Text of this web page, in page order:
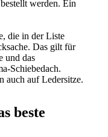
bestellt werden. Ein
die in der Liste
Das gilt für
und das
Schiebedach.
auch auf Ledersitze.
beste